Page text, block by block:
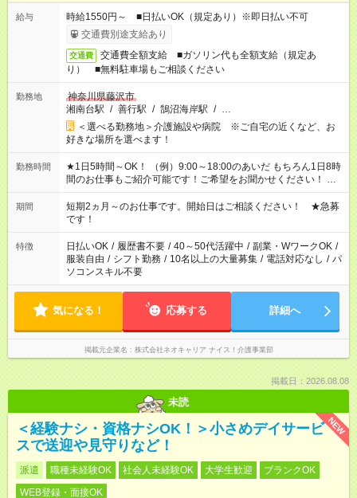
給与
時給1550円～ ■日払いOK（規定あり）※即日払い不可
交通費別途支給あり
交通費
交通費全額支給 ■ガソリン代も全額支給（規定あ
り） ■無料駐車場もご相談ください
勤務地
神奈川県藤沢市
湘南台駅 / 善行駅 / 鵠沼海岸駅 / …
＜選べる勤務地＞介護施設や病院 ※ご自宅の近くなど、お
好きな場所を選べます！
勤務時間
★1日5時間～OK！ （例）9:00～18:00のあいだ もちろん1日8時
間のお仕事もご紹介可能です！ご希望をお聞かせください！ ※
週最低15時間以上の勤務が必要です
期間
短期2ヵ月～のお仕事です。開始日はご相談ください！ ★急募
です！
特徴 日払いOK / 履歴書不要 / 40～50代活躍中 / 副業・WワークOK /
服装自由 / シフト勤務 / 10名以上の大量募集 / 電話対応なし / パ
ソコンスキル不要
気になる！ 応募する 詳細へ
掲載元企業名 株式会社ネオキャリア ナイス！介護事業部
掲載日：2026.08.08
未読
NEW
＜経験ナシ・資格ナシOK！＞小さめデイサービ
スで送迎や見守りなど！
派遣 職種未経験OK 社会人未経験OK 大学生歓迎
ブランクOK
WEB登録・面接OK